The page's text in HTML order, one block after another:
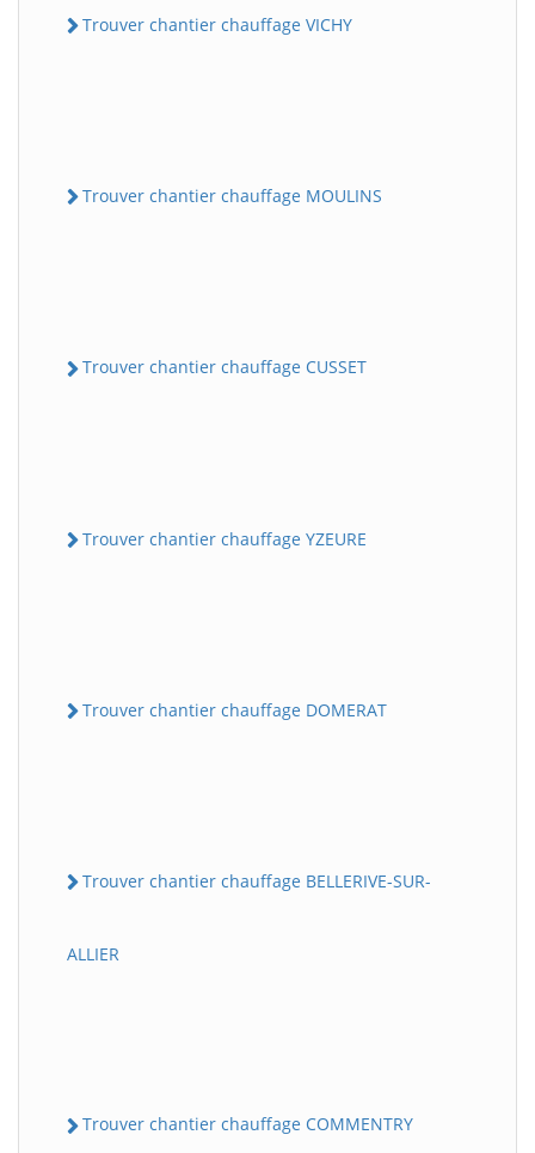
Trouver chantier chauffage VICHY
Trouver chantier chauffage MOULINS
Trouver chantier chauffage CUSSET
Trouver chantier chauffage YZEURE
Trouver chantier chauffage DOMERAT
Trouver chantier chauffage BELLERIVE-SUR-
ALLIER
Trouver chantier chauffage COMMENTRY